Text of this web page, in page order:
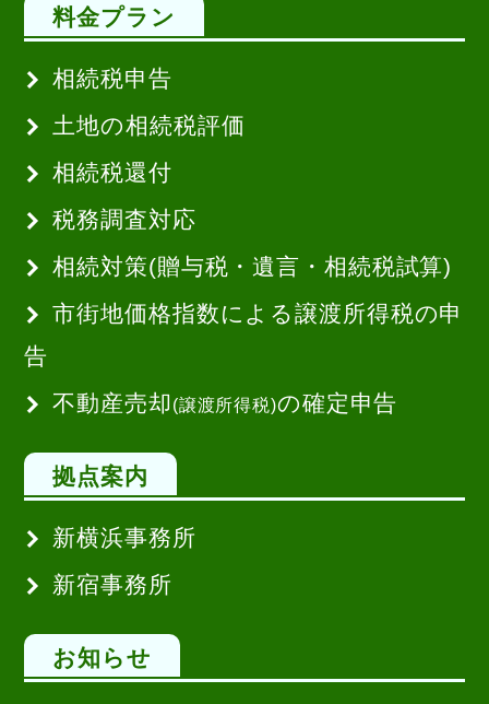
料金プラン
相続税申告
土地の相続税評価
相続税還付
税務調査対応
相続対策(贈与税・遺言・相続税試算)
市街地価格指数による譲渡所得税の申
告
不動産売却 (譲渡所得税)の確定申告
拠点案内
新横浜事務所
新宿事務所
お知らせ